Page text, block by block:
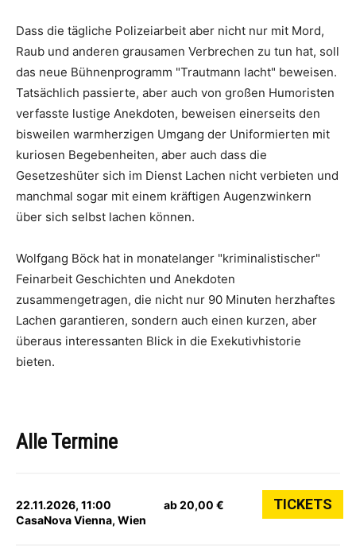
Dass die tägliche Polizeiarbeit aber nicht nur mit Mord,
Raub und anderen grausamen Verbrechen zu tun hat, soll
das neue Bühnenprogramm "Trautmann lacht" beweisen.
Tatsächlich passierte, aber auch von großen Humoristen
verfasste lustige Anekdoten, beweisen einerseits den
bisweilen warmherzigen Umgang der Uniformierten mit
kuriosen Begebenheiten, aber auch dass die
Gesetzeshüter sich im Dienst Lachen nicht verbieten und
manchmal sogar mit einem kräftigen Augenzwinkern
über sich selbst lachen können.
Wolfgang Böck hat in monatelanger "kriminalistischer"
Feinarbeit Geschichten und Anekdoten
zusammengetragen, die nicht nur 90 Minuten herzhaftes
Lachen garantieren, sondern auch einen kurzen, aber
überaus interessanten Blick in die Exekutivhistorie
bieten.
Alle Termine
22.11.2026, 11:00
CasaNova Vienna, Wien
ab 20,00 € TICKETS